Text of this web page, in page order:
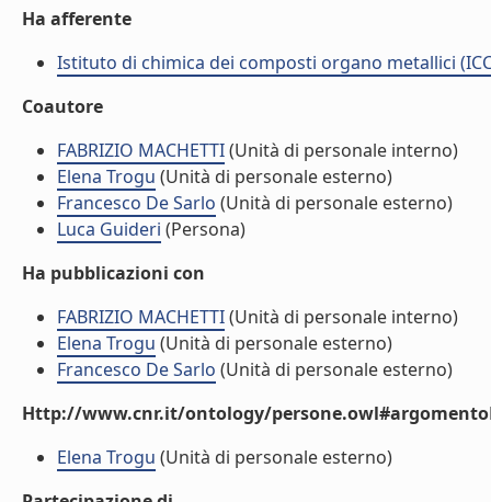
Ha afferente
Istituto di chimica dei composti organo metallici
Coautore
FABRIZIO MACHETTI(Unità di personale interno)
Elena Trogu (Unità di personale esterno)
Francesco De Sarlo (Unità di personale esterno)
Luca Guideri (Persona)
Ha pubblicazioni con
FABRIZIO MACHETTI(Unità di personale interno)
Elena Trogu (Unità di personale esterno)
Francesco De Sarlo (Unità di personale esterno)
Http://www.cnr.it/ontology/
Elena Trogu (Unità di personale esterno)